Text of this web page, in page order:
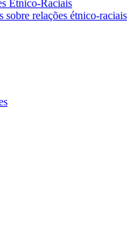
Étnico-Raciais
sobre relações étnico-raciais